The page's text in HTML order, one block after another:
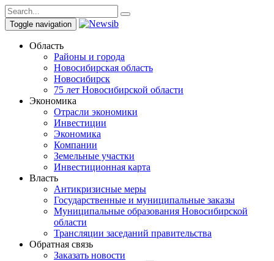
Toggle navigation
Область
Районы и города
Новосибирская область
Новосибирск
75 лет Новосибирской области
Экономика
Отрасли экономики
Инвестиции
Экономика
Компании
Земельные участки
Инвестиционная карта
Власть
Антикризисные меры
Государственные и муниципальные заказы
Муниципальные образования Новосибирской
области
Трансляции заседаний правительства
Обратная связь
Заказать новости